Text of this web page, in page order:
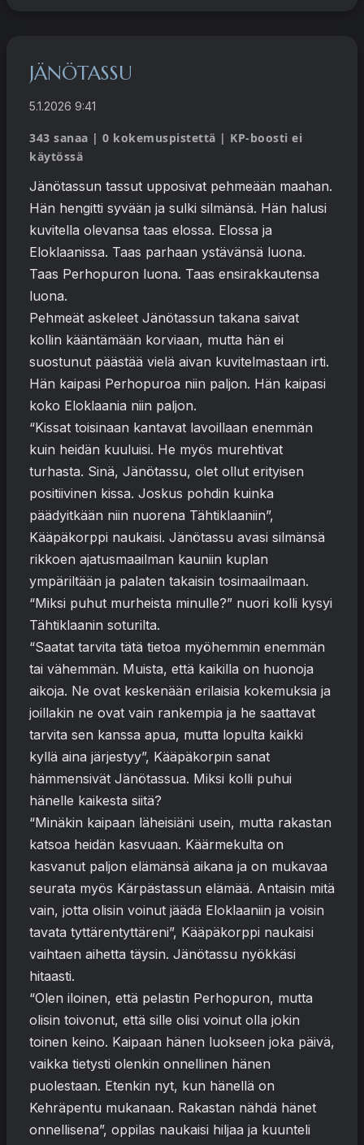
JÄNÖTASSU
5.1.2026 9:41
343 sanaa | 0 kokemuspistettä | KP-boosti ei
käytössä
Jänötassun tassut upposivat pehmeään maahan.
Hän hengitti syvään ja sulki silmänsä. Hän halusi
kuvitella olevansa taas elossa. Elossa ja
Eloklaanissa. Taas parhaan ystävänsä luona.
Taas Perhopuron luona. Taas ensirakkautensa
luona.
Pehmeät askeleet Jänötassun takana saivat
kollin kääntämään korviaan, mutta hän ei
suostunut päästää vielä aivan kuvitelmastaan irti.
Hän kaipasi Perhopuroa niin paljon. Hän kaipasi
koko Eloklaania niin paljon.
“Kissat toisinaan kantavat lavoillaan enemmän
kuin heidän kuuluisi. He myös murehtivat
turhasta. Sinä, Jänötassu, olet ollut erityisen
positiivinen kissa. Joskus pohdin kuinka
päädyitkään niin nuorena Tähtiklaaniin”,
Kääpäkorppi naukaisi. Jänötassu avasi silmänsä
rikkoen ajatusmaailman kauniin kuplan
ympäriltään ja palaten takaisin tosimaailmaan.
“Miksi puhut murheista minulle?” nuori kolli kysyi
Tähtiklaanin soturilta.
“Saatat tarvita tätä tietoa myöhemmin enemmän
tai vähemmän. Muista, että kaikilla on huonoja
aikoja. Ne ovat keskenään erilaisia kokemuksia ja
joillakin ne ovat vain rankempia ja he saattavat
tarvita sen kanssa apua, mutta lopulta kaikki
kyllä aina järjestyy”, Kääpäkorpin sanat
hämmensivät Jänötassua. Miksi kolli puhui
hänelle kaikesta siitä?
“Minäkin kaipaan läheisiäni usein, mutta rakastan
katsoa heidän kasvuaan. Käärmekulta on
kasvanut paljon elämänsä aikana ja on mukavaa
seurata myös Kärpästassun elämää. Antaisin mitä
vain, jotta olisin voinut jäädä Eloklaaniin ja voisin
tavata tyttärentyttäreni”, Kääpäkorppi naukaisi
vaihtaen aihetta täysin. Jänötassu nyökkäsi
hitaasti.
“Olen iloinen, että pelastin Perhopuron, mutta
olisin toivonut, että sille olisi voinut olla jokin
toinen keino. Kaipaan hänen luokseen joka päivä,
vaikka tietysti olenkin onnellinen hänen
puolestaan. Etenkin nyt, kun hänellä on
Kehräpentu mukanaan. Rakastan nähdä hänet
onnellisena”, oppilas naukaisi hiljaa ja kuunteli